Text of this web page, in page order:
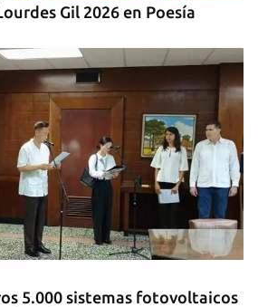
Gil 2026 en Poesía
5.000 sistemas fotovoltaicos